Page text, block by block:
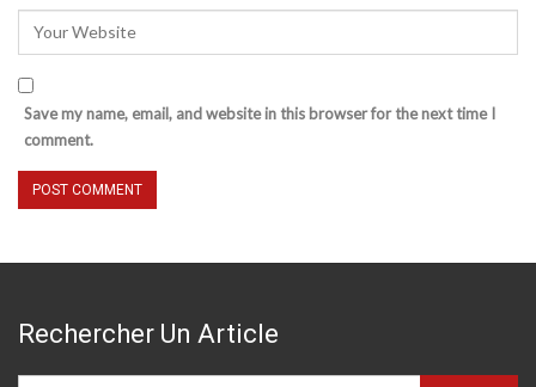
Save my name, email, and website in this browser for the next time I
comment.
Rechercher Un Article